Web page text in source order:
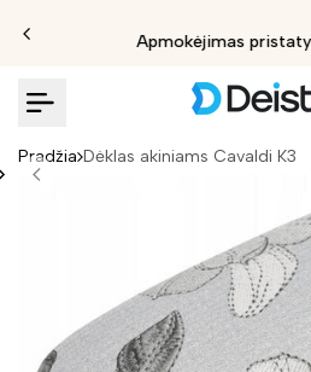
Apmokėjimas
Pradžia Dėklas akiniams Cavaldi K3